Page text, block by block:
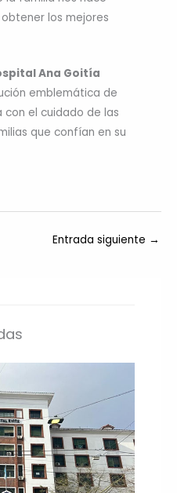
los mejores
Ana Goitía
emblemática de
el cuidado de las
que confían en su
Entrada siguiente →